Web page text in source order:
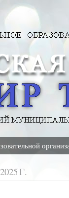
Г.